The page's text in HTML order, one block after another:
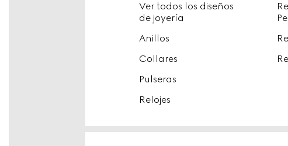
Ver todos los diseños
de joyería
Anillos
Collares
Pulseras
Relojes